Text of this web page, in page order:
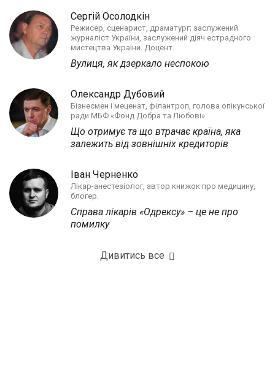
Сергій Осолодкін
Режисер, сценарист, драматург; заслужений
журналіст України, заслужений діяч естрадного
мистецтва України. Доцент.
Вулиця, як дзеркало неспокою
Олександр Дубовий
Бізнесмен і меценат, філантроп, голова опікунської
ради МБФ «Фонд Добра та Любові»
Що отримує та що втрачає країна, яка
залежить від зовнішніх кредиторів
Іван Черненко
Лікар-анестезіолог, автор книжок про медицину,
блогер.
Справа лікарів «Одрексу» – це не про
помилку
Дивитись все